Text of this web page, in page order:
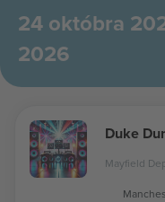
24 októbra
2026
Duke
Mayfield